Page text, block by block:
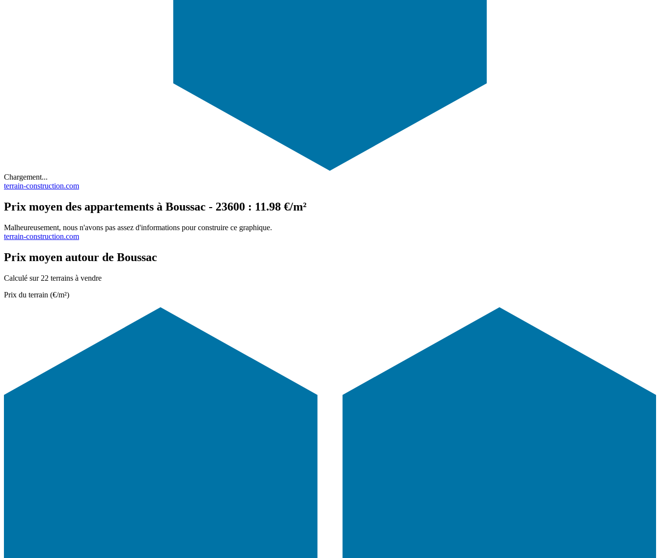
Chargement...
terrain-construction.com
Prix moyen des appartements à Boussac - 23600 : 11.98 €/m²
Malheureusement, nous n'avons pas assez d'informations pour construire ce graphique.
terrain-construction.com
Prix moyen autour de Boussac
Calculé sur 22 terrains à vendre
Prix du terrain (€/m²)